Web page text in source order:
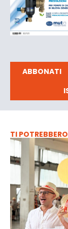
ABBONATI
TI